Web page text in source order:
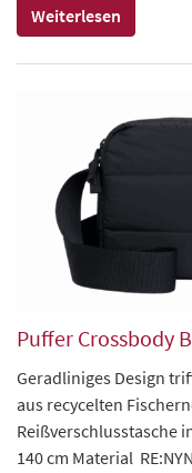
Weiterlesen
Puffer Crossbody
Geradliniges Design
aus recycelten
Reißverschlusstasche
140 cm Material